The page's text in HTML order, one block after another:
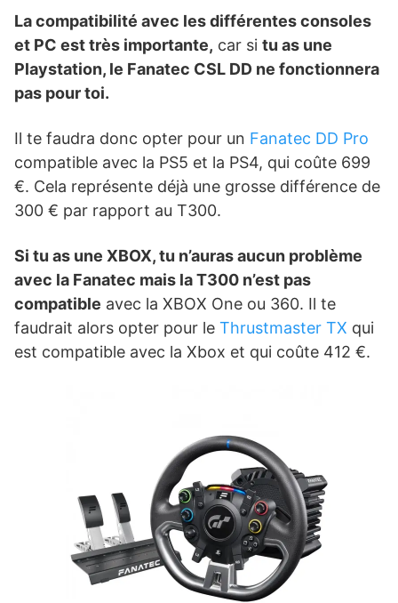
La compatibilité avec les différentes consoles
et PC est très importante, car si tu as une
Playstation, le Fanatec CSL DD ne fonctionnera
pas pour toi.
Il te faudra donc opter pour un Fanatec DD Pro
compatible avec la PS5 et la PS4, qui coûte 699
€. Cela représente déjà une grosse différence de
300 € par rapport au T300.
Si tu as une XBOX, tu n’auras aucun problème
avec la Fanatec mais la T300 n’est pas
compatible avec la XBOX One ou 360. Il te
faudrait alors opter pour le Thrustmaster TX qui
est compatible avec la Xbox et qui coûte 412 €.